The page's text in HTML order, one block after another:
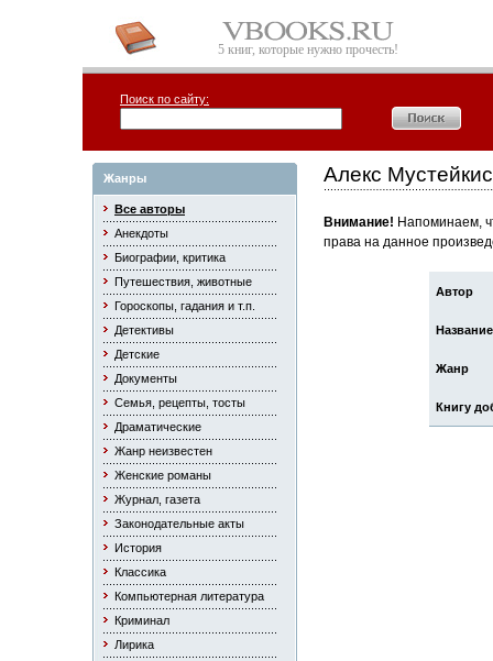
5 книг, которые нужно прочесть!
Поиск по сайту:
Жанры
Все авторы
Анекдоты
Биографии, критика
Путешествия, животные
Гороскопы, гадания и т.п.
Детективы
Детские
Документы
Семья, рецепты, тосты
Драматические
Жанр неизвестен
Женские романы
Журнал, газета
Законодательные акты
История
Классика
Компьютерная литература
Криминал
Лирика
Алекс
Внимание! Напоминаем,
права на данное
Автор
Название
Жанр
Книгу